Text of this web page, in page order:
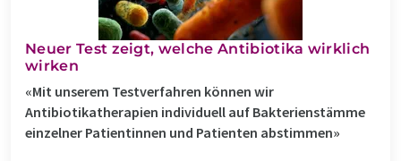
Neuer Test zeigt, welche Antibiotika wirklich
wirken
«Mit unserem Testverfahren können wir
Antibiotikatherapien individuell auf Bakterienstämme
einzelner Patientinnen und Patienten abstimmen»